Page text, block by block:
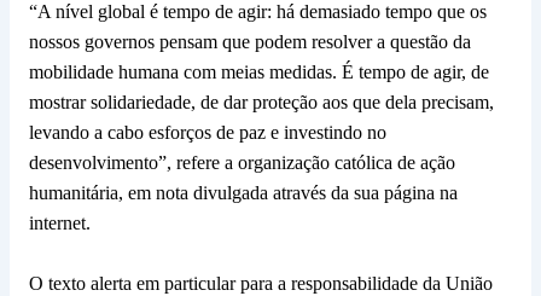
“A nível global é tempo de agir: há demasiado tempo que os
nossos governos pensam que podem resolver a questão da
mobilidade humana com meias medidas. É tempo de agir, de
mostrar solidariedade, de dar proteção aos que dela precisam,
levando a cabo esforços de paz e investindo no
desenvolvimento”, refere a organização católica de ação
humanitária, em nota divulgada através da sua página na
internet.
O texto alerta em particular para a responsabilidade da União